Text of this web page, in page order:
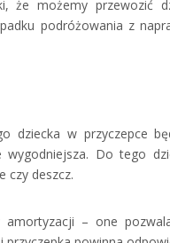
że możemy przewozić
podróżowania z
dziecka w przyczepce
Do tego
czy deszcz.
– one